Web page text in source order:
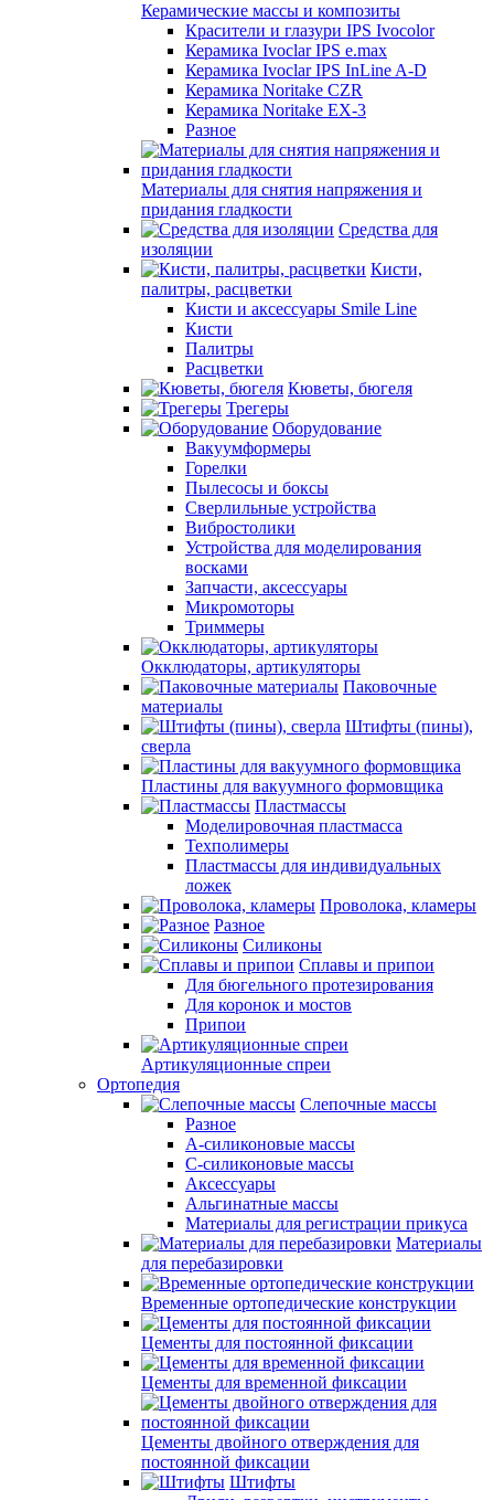
Керамические массы и композиты
Красители и глазури IPS Ivocolor
Керамика Ivoclar IPS e.max
Керамика Ivoclar IPS InLine A-D
Керамика Noritake CZR
Керамика Noritake EX-3
Разное
Материалы для снятия напряжения и
придания гладкости
Средства для
изоляции
Кисти,
палитры, расцветки
Кисти и аксессуары Smile Line
Кисти
Палитры
Расцветки
Кюветы, бюгеля
Трегеры
Оборудование
Вакуумформеры
Горелки
Пылесосы и боксы
Сверлильные устройства
Вибростолики
Устройства для моделирования
восками
Запчасти, аксессуары
Микромоторы
Триммеры
Окклюдаторы, артикуляторы
Паковочные
материалы
Штифты (пины),
сверла
Пластины для вакуумного формовщика
Пластмассы
Моделировочная пластмасса
Техполимеры
Пластмассы для индивидуальных
ложек
Проволока, кламеры
Разное
Силиконы
Сплавы и припои
Для бюгельного протезирования
Для коронок и мостов
Припои
Артикуляционные спреи
Ортопедия
Слепочные массы
Разное
А-силиконовые массы
С-силиконовые массы
Аксессуары
Альгинатные массы
Материалы для регистрации прикуса
Материалы
для перебазировки
Временные ортопедические конструкции
Цементы для постоянной фиксации
Цементы для временной фиксации
Цементы двойного отверждения для
постоянной фиксации
Штифты